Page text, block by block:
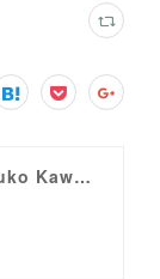
川口節子バレエ団 Setsuko Kawaguchi Ballet